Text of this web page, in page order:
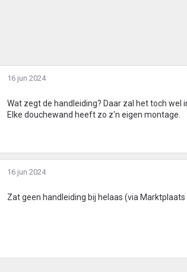
16 jun 2024
Wat zegt de handleiding? Daar zal het toch wel
Elke douchewand heeft zo z'n eigen montage.
16 jun 2024
Zat geen handleiding bij helaas (via